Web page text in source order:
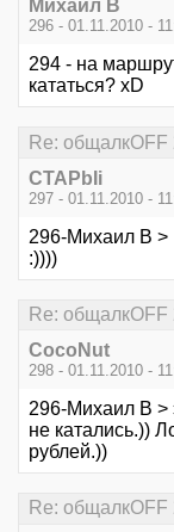
Михаил В
296 - 01.11.2010 -
294 - на
кататься? xD
Re: общалкOFF
CTAPbIi
297 - 01.11.2010 -
296-Михаил В >
:))))
Re: общалкOFF
CocoNut
298 - 01.11.2010 -
296-Михаил В >
не катались.))
рублей.))
Re: общалкOFF